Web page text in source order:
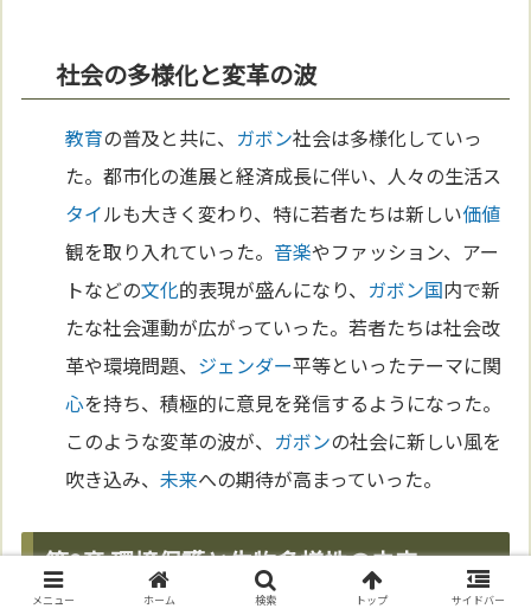
社会の多様化と変革の波
教育の普及と共に、 ガボン社会は多様化していっ
た。都市化の進展と経済成長に伴い、人々の生活ス
タイルも大きく変わり、特に若者たちは新しい価値
観を取り入れていった。音楽やファッション、アー
トなどの文化的表現が盛んになり、 ガボン国内で新
たな社会運動が広がっていった。若者たちは社会改
革や環境問題、 ジェンダー平等といったテーマに関
心を持ち、積極的に意見を発信するようになった。
このような変革の波が、 ガボンの社会に新しい風を
吹き込み、未来への期待が高まっていった。
第9章 環境保護と生物多様性の未来
メニュー ホーム 検索 トップ サイドバー